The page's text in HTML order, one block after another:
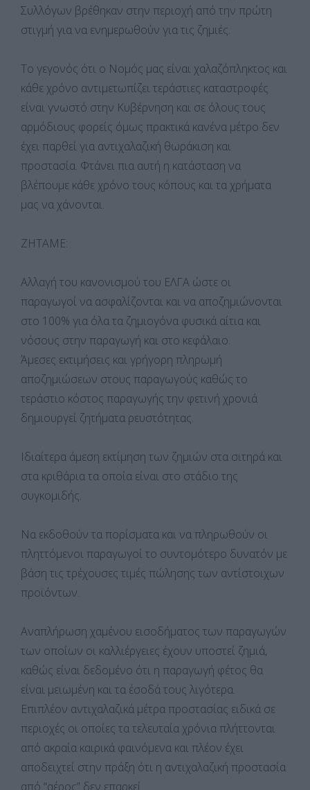
Συλλόγων βρέθηκαν στην περιοχή από την πρώτη
στιγμή για να ενημερωθούν για τις ζημιές.
Το γεγονός ότι ο Νομός μας είναι χαλαζόπληκτος και
κάθε χρόνο αντιμετωπίζει τεράστιες καταστροφές
είναι γνωστό στην Κυβέρνηση και σε όλους τους
αρμόδιους φορείς όμως πρακτικά κανένα μέτρο δεν
έχει παρθεί για αντιχαλαζική θωράκιση και
προστασία. Φτάνει πια αυτή η κατάσταση να
βλέπουμε κάθε χρόνο τους κόπους και τα χρήματα
μας να χάνονται.
ΖΗΤΑΜΕ:
Αλλαγή του κανονισμού του ΕΛΓΑ ώστε οι
παραγωγοί να ασφαλίζονται και να αποζημιώνονται
στο 100% για όλα τα ζημιογόνα φυσικά αίτια και
νόσους στην παραγωγή και στο κεφάλαιο.
Άμεσες εκτιμήσεις και γρήγορη πληρωμή
αποζημιώσεων στους παραγωγούς καθώς το
τεράστιο κόστος παραγωγής την φετινή χρονιά
δημιουργεί ζητήματα ρευστότητας.
Ιδιαίτερα άμεση εκτίμηση των ζημιών στα σιτηρά και
στα κριθάρια τα οποία είναι στο στάδιο της
συγκομιδής.
Να εκδοθούν τα πορίσματα και να πληρωθούν οι
πληττόμενοι παραγωγοί το συντομότερο δυνατόν με
βάση τις τρέχουσες τιμές πώλησης των αντίστοιχων
προϊόντων.
Αναπλήρωση χαμένου εισοδήματος των παραγωγών
των οποίων οι καλλιέργειες έχουν υποστεί ζημιά,
καθώς είναι δεδομένο ότι η παραγωγή φέτος θα
είναι μειωμένη και τα έσοδά τους λιγότερα.
Επιπλέον αντιχαλαζικά μέτρα προστασίας ειδικά σε
περιοχές οι οποίες τα τελευταία χρόνια πλήττονται
από ακραία καιρικά φαινόμενα και πλέον έχει
αποδειχτεί στην πράξη ότι η αντιχαλαζική προστασία
από “αέρος” δεν επαρκεί.